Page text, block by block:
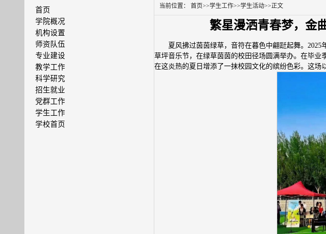
首页
学院概况
机构设置
师资队伍
专业建设
教学工作
科学研究
招生就业
党群工作
学生工作
学校首页
当前位置： 首页>>学生工作>>学生活动>>正文
繁星漫洒青春梦，金
夏风拂过茵茵绿草，音符在暮色中翩跹起舞。
草坪音乐节，在绿草茵茵的校田径场圆满举办。在毕业
在这炎热的夏日增添了一抹校园文化的缤纷色彩。这场